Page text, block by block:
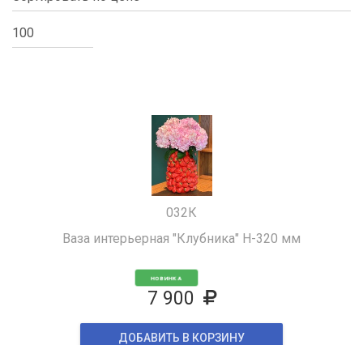
032К
Ваза интерьерная "Клубника" H-320 мм
НОВИНКА
7 900
ДОБАВИТЬ В КОРЗИНУ